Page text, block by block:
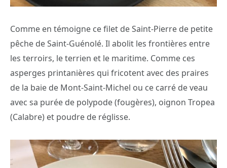
Comme en témoigne ce filet de Saint-Pierre de petite
pêche de Saint-Guénolé. Il abolit les frontières entre
les terroirs, le terrien et le maritime. Comme ces
asperges printanières qui fricotent avec des praires
de la baie de Mont-Saint-Michel ou ce carré de veau
avec sa purée de polypode (fougères), oignon Tropea
(Calabre) et poudre de réglisse.